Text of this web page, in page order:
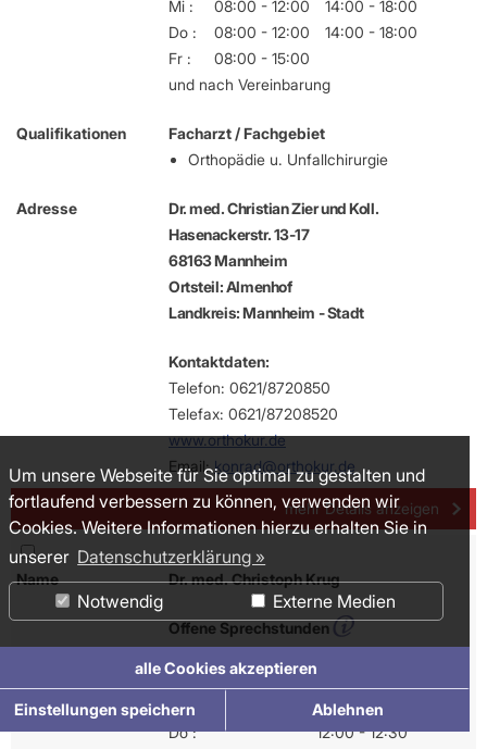
Mi :
08:00 - 12:00
14:00 - 18:00
Do :
08:00 - 12:00
14:00 - 18:00
Fr :
08:00 - 15:00
und nach Vereinbarung
Qualifikationen
Facharzt / Fachgebiet
Orthopädie u. Unfallchirurgie
Adresse
Dr. med. Christian Zier und Koll.
Hasenackerstr. 13-17
68163 Mannheim
Ortsteil: Almenhof
Landkreis: Mannheim - Stadt
Kontaktdaten:
Telefon: 0621/8720850
Telefax: 0621/87208520
www.orthokur.de
Email:konrad@orthokur.de
mehr Details anzeigen
Name Dr. med. Christoph Krug
Offene Sprechstunden
Di :
11:45 - 12:30
Mi :
Do :
12:00 - 12:30
Um unsere Webseite für Sie optimal zu gestalten und
fortlaufend verbessern zu können, verwenden wir
Cookies. Weitere Informationen hierzu erhalten Sie in
unserer Datenschutzerklärung »
Notwendig Externe Medien
alle Cookies akzeptieren
Einstellungen speichern Ablehnen